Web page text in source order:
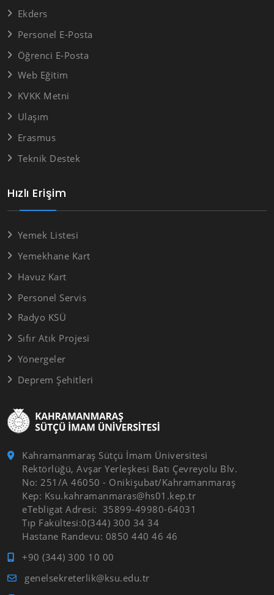
Kahramanmaraş Sütçü İmam Üniversitesi
Rektörlüğü, Avşar Yerleşkesi Batı Çevreyolu Blv.
No: 251/A 46050 - Onikişubat/Kahramanmaraş
Kep: Ksu.kahramanmaras@hs01.kep.tr
eTebligat Adresi: 35899-49980-64031
Tıp Fakültesi:0(344) 300 34 34
Hastane Randevu: 0850 440 46 46
+90 (344) 300 10 00
genelsekreterlik@ksu.edu.tr
Hızlı Erişim
Yemek Listesi
Yemekhane Kart
Havuz Kart
Personel Servis
Radyo KSÜ
Sıfır Atık Projesi
Yönergeler
Deprem Şehitleri
Ekders
Personel E-Posta
Öğrenci E-Posta
Web Eğitim
KVKK Metni
Ulaşım
Erasmus
Teknik Destek